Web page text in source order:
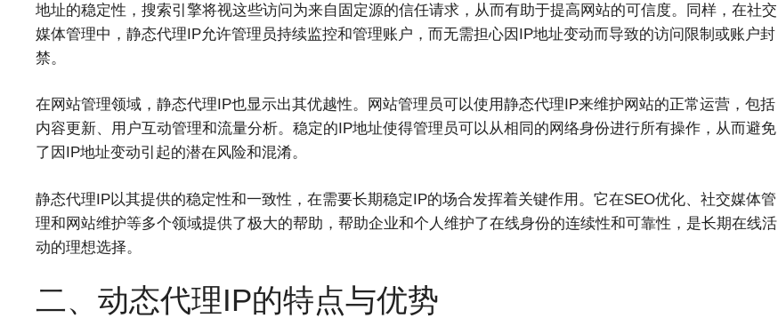
地址的稳定性，搜索引擎将视这些访问为来自固定源的信任请求，从而有助于提高网站的可信度。同样，在社交
媒体管理中，静态代理IP允许管理员持续监控和管理账户，而无需担心因IP地址变动而导致的访问限制或账户封
禁。
在网站管理领域，静态代理IP也显示出其优越性。网站管理员可以使用静态代理IP来维护网站的正常运营，包括
内容更新、用户互动管理和流量分析。稳定的IP地址使得管理员可以从相同的网络身份进行所有操作，从而避免
了因IP地址变动引起的潜在风险和混淆。
静态代理IP以其提供的稳定性和一致性，在需要长期稳定IP的场合发挥着关键作用。它在SEO优化、社交媒体管
理和网站维护等多个领域提供了极大的帮助，帮助企业和个人维护了在线身份的连续性和可靠性，是长期在线活
动的理想选择。
二、动态代理IP的特点与优势